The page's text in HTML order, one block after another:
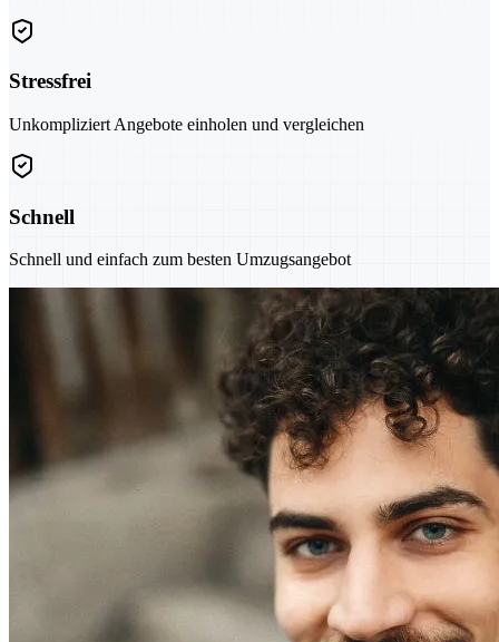
Stressfrei
Unkompliziert Angebote einholen und vergleichen
Schnell
Schnell und einfach zum besten Umzugsangebot